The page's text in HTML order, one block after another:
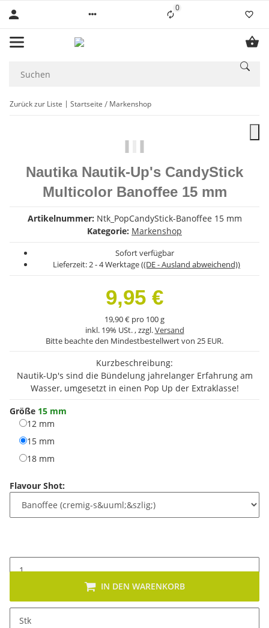
0Liste ist leer
Zurück zur Liste Startseite Markenshop
Nautika Nautik-Up's CandyStick
Multicolor Banoffee 15 mm
Artikelnummer: Ntk_PopCandyStick-Banoffee 15 mm
Kategorie: Markenshop
Sofort verfügbar
Lieferzeit:2 - 4 Werktage((DE - Ausland abweichend))
9,95 €
19,90 € pro 100 g
inkl. 19% USt. , zzgl.Versand
Bitte beachte den Mindestbestellwert von 25 EUR.
Kurzbeschreibung:
Nautik-Up's sind die Bündelung jahrelanger Erfahrung am
Wasser, umgesetzt in einen Pop Up der Extraklasse!
Größe 15 mm
12 mm
15 mm
18 mm
Flavour Shot:
Stk
IN DEN WARENKORB